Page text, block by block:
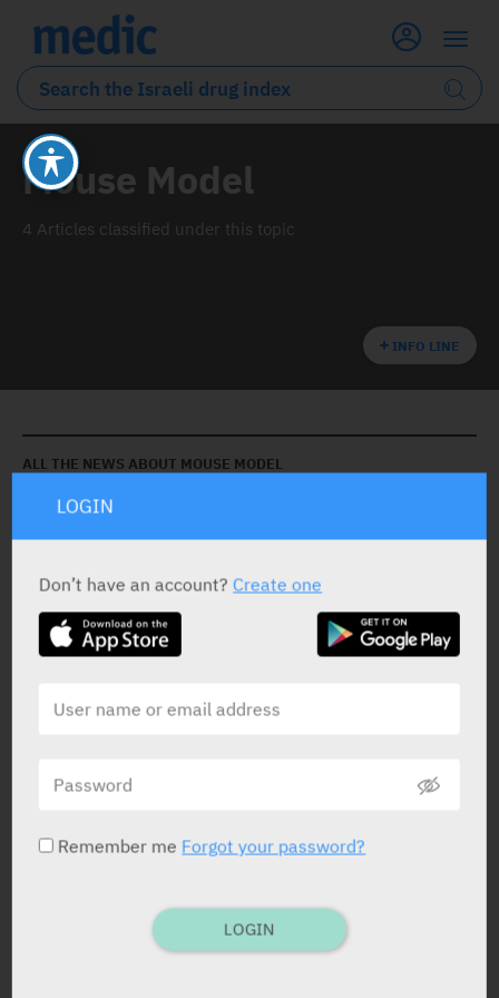
Mouse Model
4 Articles classified under this topic
INFO LINE
ALL THE NEWS ABOUT MOUSE MODEL
הנשימה?
מדיק
האם תעלת TRPA1 יכולה לשמש מוקד
טיפול עבור פיברומיאלגיה?
מה המנגנון בו זעפרן יכול לשמש טיפול
BRITISH JOURNAL OF PHARMACOLOGY
19.06.2024
LOGIN
Don’t have an account?Create one
Remember me Forgot your password?
LOGIN